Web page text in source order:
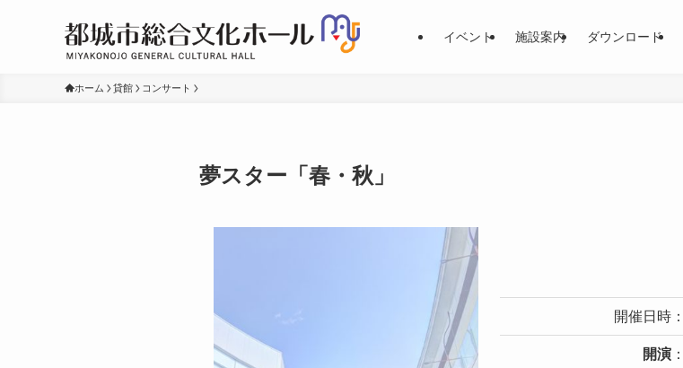
イベント 施設案内 ダウンロード
ホーム 貸館 コンサート
夢スター「春・秋」
開催日時：
開演 ：